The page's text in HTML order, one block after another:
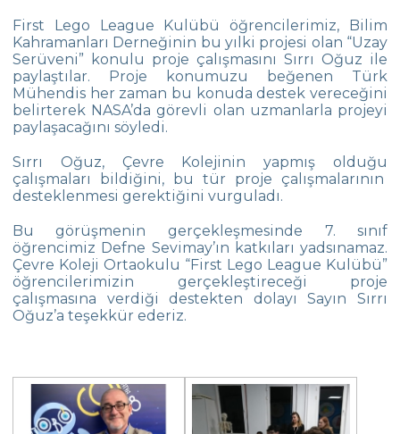
Dikkat Çektik
Matbeg
Çanakkale Zaferi Anısına Yaşanmış Şiirler
Sergisi
Koleji’nde
107.Yılında Çanakkale Zaferi Töreni ‘O An’
35. Etkin Ebeveyn Semineri
Ortaokul Robotik Takımı
Yıldızlar Yüzme İl Şampiyonası
Çevre Koleji 19. Kitap Şenliği “Hayatı
Okumak”
First Lego League Kulübü öğrencilerimiz, Bilim
Kahramanları Derneğinin bu yılki projesi olan “Uzay
Serüveni” konulu proje çalışmasını Sırrı Oğuz ile
paylaştılar. Proje konumuzu beğenen Türk
Mühendis her zaman bu konuda destek vereceğini
belirterek NASA’da görevli olan uzmanlarla projeyi
paylaşacağını söyledi.
Sırrı Oğuz, Çevre Kolejinin yapmış olduğu
çalışmaları bildiğini, bu tür proje çalışmalarının
desteklenmesi gerektiğini vurguladı.
Bu görüşmenin gerçekleşmesinde 7. sınıf
öğrencimiz Defne Sevimay’ın katkıları yadsınamaz.
Çevre Koleji Ortaokulu “First Lego League Kulübü”
öğrencilerimizin gerçekleştireceği proje
çalışmasına verdiği destekten dolayı Sayın Sırrı
Oğuz’a teşekkür ederiz.